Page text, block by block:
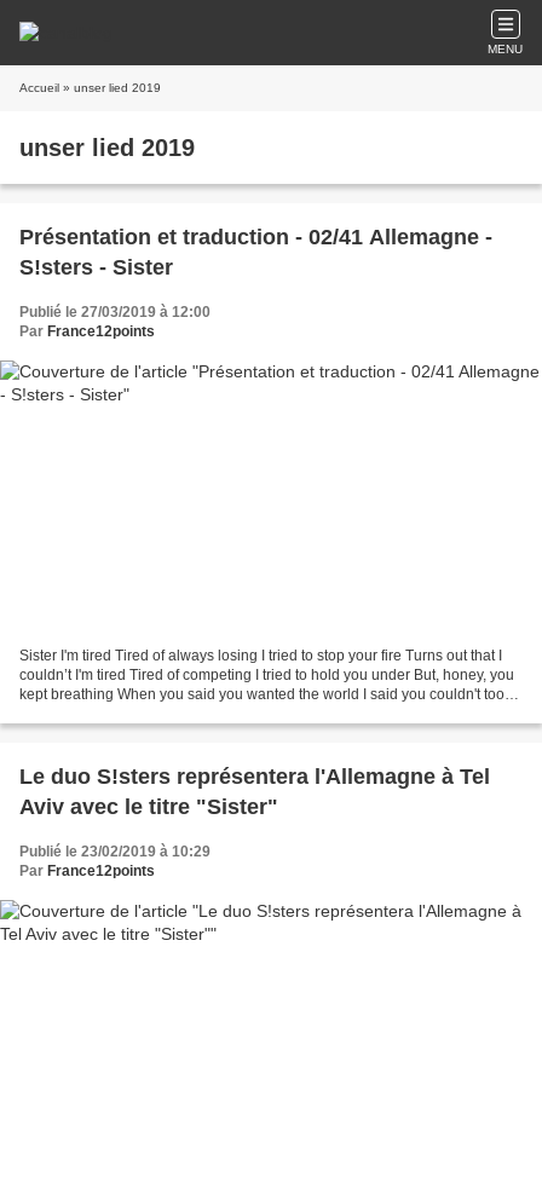
MENU
Accueil » unser lied 2019
unser lied 2019
Présentation et traduction - 02/41 Allemagne -
S!sters - Sister
Publié le 27/03/2019 à 12:00
Par France12points
Sister I'm tired Tired of always losing I tried to stop your fire Turns out that I
couldn’t I'm tired Tired of competing I tried to hold you under But, honey, you
kept breathing When you said you wanted the world I said you couldn't too
Le duo S!sters représentera l'Allemagne à Tel
Aviv avec le titre "Sister"
Publié le 23/02/2019 à 10:29
Par France12points